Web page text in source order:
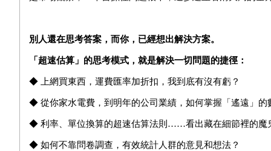
別人還在思考答案，而你，已經想出解決方案。
「超速估算」的思考模式，就是解決一切問題的捷徑：
◆ 上網買東西，運費匯率加折扣，我到底有沒有虧？
◆ 從你家水電費，到明年的公司業績，如何掌握「遙遠」的
◆ 利率、單位換算的超速估算法則……看出藏在細節裡的魔
◆ 如何不靠問卷調查，有效統計人群的意見和想法？